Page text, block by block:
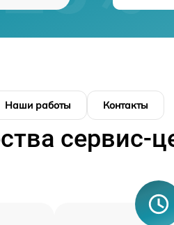
Наши работы Контакты
сервис-